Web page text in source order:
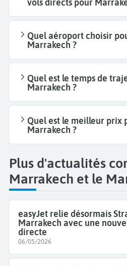
vols directs pour
Quel aéroport choisir
Marrakech ?
Quel est le temps de
Marrakech ?
Quel est le meilleur prix
Marrakech ?
Plus d'actualités
Marrakech et le
easyJet relie désormais
Marrakech avec une
directe
06/05/2026